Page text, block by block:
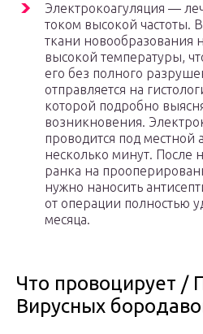
Электрокоагуляция —
током высокой частоты.
ткани новообразования
высокой температуры,
его без полного
отправляется на
которой подробно
возникновения.
проводится под местной
несколько минут. После
ранка на
нужно наносить
от операции полностью
месяца.
Что провоцирует /
Вирусных